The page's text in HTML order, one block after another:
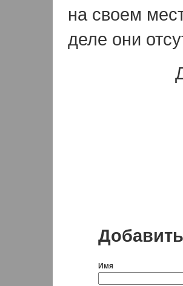
на своем
деле они
Имя